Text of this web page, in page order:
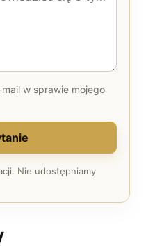
w sprawie mojego
Nie udostępniamy